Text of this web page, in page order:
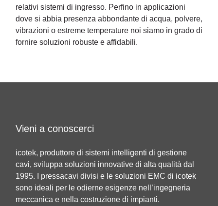
relativi sistemi di ingresso. Perfino in applicazioni
dove si abbia presenza abbondante di acqua, polvere,
vibrazioni o estreme temperature noi siamo in grado di
fornire soluzioni robuste e affidabili.
Vieni a conoscerci
icotek, produttore di sistemi intelligenti di gestione
cavi, sviluppa soluzioni innovative di alta qualità dal
1995. I pressacavi divisi e le soluzioni EMC di icotek
sono ideali per le odierne esigenze nell’ingegneria
meccanica e nella costruzione di impianti.